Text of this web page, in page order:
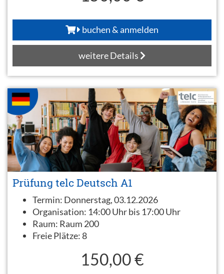
buchen & anmelden
weitere Details
Prüfung telc Deutsch A1
Termin: Donnerstag, 03.12.2026
Organisation: 14:00 Uhr bis 17:00 Uhr
Raum: Raum 200
Freie Plätze: 8
150,00 €